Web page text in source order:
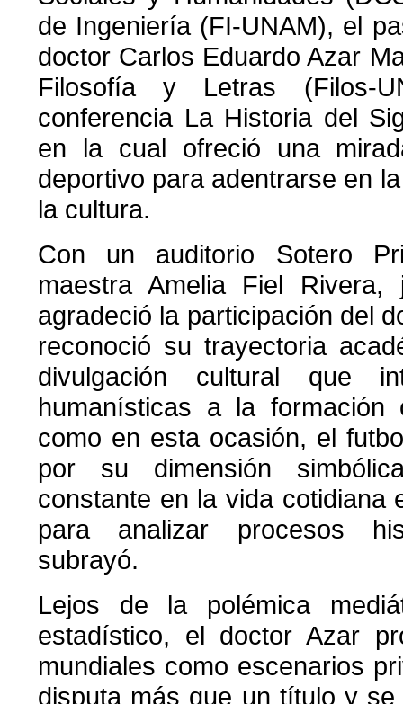
de Ingeniería (FI-UNAM), el
doctor Carlos Eduardo Azar
Filosofía y Letras (Filos-
conferencia La Historia del
en la cual ofreció una
deportivo para adentrarse en
la cultura.
Con un auditorio Sotero
maestra Amelia Fiel
agradeció la participación del
reconoció su trayectoria
divulgación cultural que
humanísticas a la formación
como en esta ocasión, el
por su dimensión
constante en la vida cotidiana
para analizar procesos
subrayó.
Lejos de la polémica
estadístico, el doctor Azar
mundiales como escenarios
disputa más que un título y